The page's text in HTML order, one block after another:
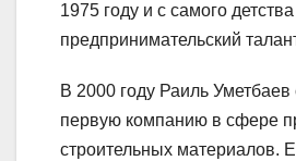
1975 году и с самого
предпринимательский
В 2000 году Раиль
первую компанию в сфере
строительных материалов.